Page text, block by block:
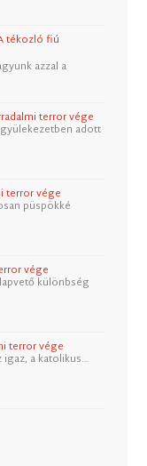
tékozló fiú
azzal a
terror vége
adott
terror vége
püspökké
vége
különbség
terror vége
igaz, a katolikus…